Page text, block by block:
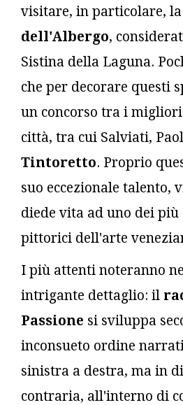
visitare, in particolare, la
dell'Albergo,
Sistina della Laguna.
che per decorare questi
un concorso tra i
città, tra cui Salviati,
Tintoretto. Proprio
suo eccezionale talento,
diede vita ad uno dei
pittorici dell'arte
I più attenti noteranno
intrigante dettaglio: il
Passione si sviluppa
inconsueto ordine
sinistra a destra, ma in
contraria, all'interno di